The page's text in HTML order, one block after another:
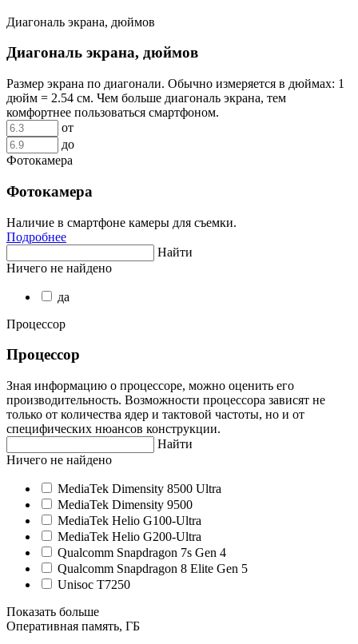
Диагональ экрана, дюймов
Диагональ экрана, дюймов
Размер экрана по диагонали. Обычно измеряется в дюймах: 1
дюйм = 2.54 см. Чем больше диагональ экрана, тем
комфортнее пользоваться смартфоном.
от
до
Фотокамера
Фотокамера
Наличие в смартфоне камеры для съемки.
Подробнее
Найти
Ничего не найдено
да
Процессор
Процессор
Зная информацию о процессоре, можно оценить его
производительность. Возможности процессора зависят не
только от количества ядер и тактовой частоты, но и от
специфических нюансов конструкции.
Найти
Ничего не найдено
MediaTek Dimensity 8500 Ultra
MediaTek Dimensity 9500
MediaTek Helio G100-Ultra
MediaTek Helio G200-Ultra
Qualcomm Snapdragon 7s Gen 4
Qualcomm Snapdragon 8 Elite Gen 5
Unisoc T7250
Показать больше
Оперативная память, ГБ